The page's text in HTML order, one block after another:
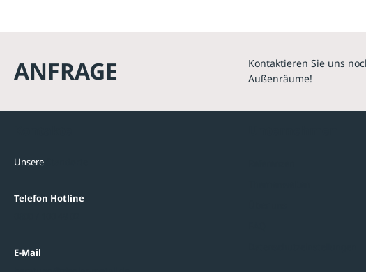
ANFRAGE
Kontaktieren Sie uns
Außenräume!
Unsere
Telefon Hotline
E-Mail